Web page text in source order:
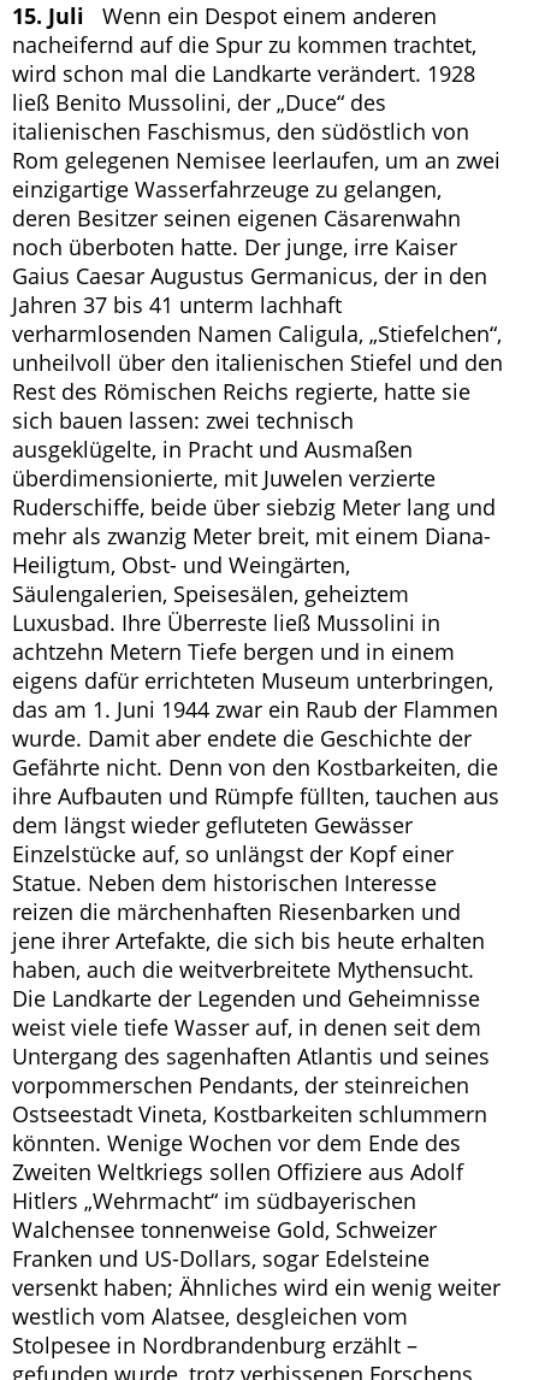
15. Juli Wenn ein Despot einem anderen
nacheifernd auf die Spur zu kommen trachtet,
wird schon mal die Landkarte verändert. 1928
ließ Benito Mussolini, der „Duce“ des
italienischen Faschismus, den südöstlich von
Rom gelegenen Nemisee leerlaufen, um an zwei
einzigartige Wasserfahrzeuge zu gelangen,
deren Besitzer seinen eigenen Cäsarenwahn
noch überboten hatte. Der junge, irre Kaiser
Gaius Caesar Augustus Germanicus, der in den
Jahren 37 bis 41 unterm lachhaft
verharmlosenden Namen Caligula, „Stiefelchen“,
unheilvoll über den italienischen Stiefel und den
Rest des Römischen Reichs regierte, hatte sie
sich bauen lassen: zwei technisch
ausgeklügelte, in Pracht und Ausmaßen
überdimensionierte, mit Juwelen verzierte
Ruderschiffe, beide über siebzig Meter lang und
mehr als zwanzig Meter breit, mit einem Diana-
Heiligtum, Obst- und Weingärten,
Säulengalerien, Speisesälen, geheiztem
Luxusbad. Ihre Überreste ließ Mussolini in
achtzehn Metern Tiefe bergen und in einem
eigens dafür errichteten Museum unterbringen,
das am 1. Juni 1944 zwar ein Raub der Flammen
wurde. Damit aber endete die Geschichte der
Gefährte nicht. Denn von den Kostbarkeiten, die
ihre Aufbauten und Rümpfe füllten, tauchen aus
dem längst wieder gefluteten Gewässer
Einzelstücke auf, so unlängst der Kopf einer
Statue. Neben dem historischen Interesse
reizen die märchenhaften Riesenbarken und
jene ihrer Artefakte, die sich bis heute erhalten
haben, auch die weitverbreitete Mythensucht.
Die Landkarte der Legenden und Geheimnisse
weist viele tiefe Wasser auf, in denen seit dem
Untergang des sagenhaften Atlantis und seines
vorpommerschen Pendants, der steinreichen
Ostseestadt Vineta, Kostbarkeiten schlummern
könnten. Wenige Wochen vor dem Ende des
Zweiten Weltkriegs sollen Offiziere aus Adolf
Hitlers „Wehrmacht“ im südbayerischen
Walchensee tonnenweise Gold, Schweizer
Franken und US-Dollars, sogar Edelsteine
versenkt haben; Ähnliches wird ein wenig weiter
westlich vom Alatsee, desgleichen vom
Stolpesee in Nordbrandenburg erzählt –
gefunden wurde, trotz verbissenen Forschens,